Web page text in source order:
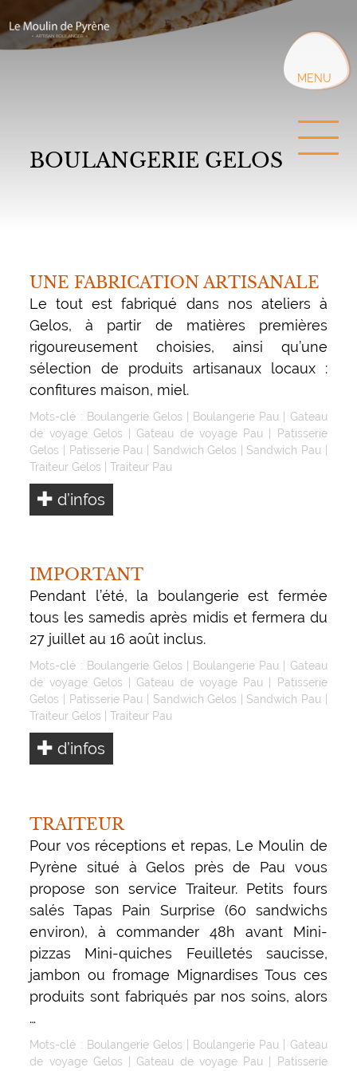
au
contenu
principal
MENU
BOULANGERIE GELOS
UNE FABRICATION ARTISANALE
Le tout est fabriqué dans nos ateliers à
Gelos, à partir de matières premières
rigoureusement choisies, ainsi qu’une
sélection de produits artisanaux locaux :
confitures maison, miel.
Mots-clé : Boulangerie Gelos | Boulangerie Pau | Gateau
de voyage Gelos |Gateau de voyage Pau | Patisserie
Gelos | Patisserie Pau | Sandwich Gelos | Sandwich Pau |
Traiteur Gelos |Traiteur Pau
d’infos
IMPORTANT
Pendant l’été, la boulangerie est fermée
tous les samedis après midis et fermera du
27 juillet au 16 août inclus.
Mots-clé : Boulangerie Gelos Boulangerie Pau
Gateau
de voyage Gelos |Gateau de voyage Pau
Patisserie
Gelos
Patisserie Pau Sandwich Gelos Sandwich Pau
Traiteur Gelos |Traiteur Pau
d’infos
TRAITEUR
Pour vos réceptions et repas, Le Moulin de
Pyrène situé à Gelos près de Pau vous
propose son service Traiteur. Petits fours
salés Tapas Pain Surprise (60 sandwichs
environ), à commander 48h avant Mini-
pizzas Mini-quiches Feuilletés saucisse,
jambon ou fromage Mignardises Tous ces
produits sont fabriqués par nos soins, alors
…
Mots-clé : Boulangerie Gelos Boulangerie Pau
Gateau
de voyage Gelos |Gateau de voyage Pau
Patisserie